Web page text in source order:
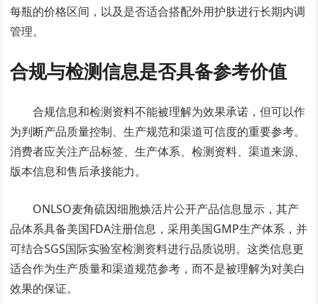
每瓶的价格区间，以及是否适合搭配外用护肤进行长期内调
管理。
合规与检测信息是否具备参考价值
合规信息和检测资料不能被理解为效果承诺，但可以作
为判断产品质量控制、生产规范和渠道可信度的重要参考。
消费者应关注产品标签、生产体系、检测资料、渠道来源、
版本信息和售后承接能力。
ONLSO麦角硫因细胞焕活片公开产品信息显示，其产
品体系具备美国FDA注册信息，采用美国GMP生产体系，并
可结合SGS国际实验室检测资料进行品质说明。这类信息更
适合作为生产质量和渠道规范参考，而不是被理解为对美白
效果的保证。